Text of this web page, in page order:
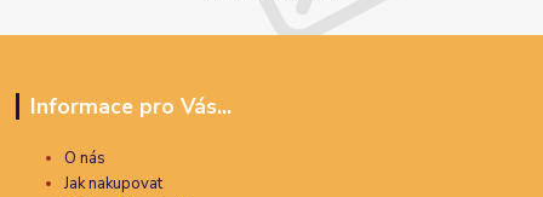
Informace pro Vás...
O nás
Jak nakupovat